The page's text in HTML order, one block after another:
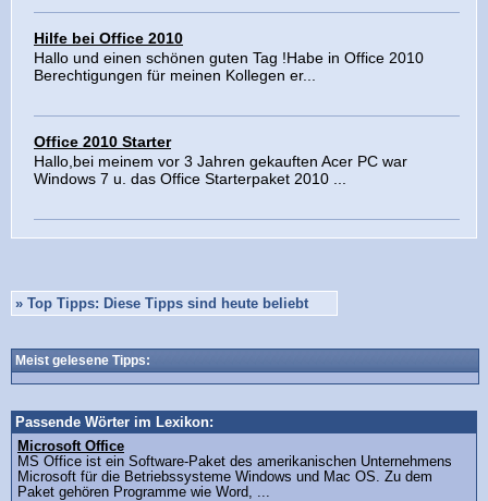
Hilfe bei Office 2010
Hallo und einen schönen guten Tag !Habe in Office 2010
Berechtigungen für meinen Kollegen er...
Office 2010 Starter
Hallo,bei meinem vor 3 Jahren gekauften Acer PC war
Windows 7 u. das Office Starterpaket 2010 ...
» Top Tipps: Diese Tipps sind heute beliebt
Meist gelesene Tipps:
Passende Wörter im Lexikon:
Microsoft Office
MS Office ist ein Software-Paket des amerikanischen Unternehmens
Microsoft für die Betriebssysteme Windows und Mac OS. Zu dem
Paket gehören Programme wie Word, ...